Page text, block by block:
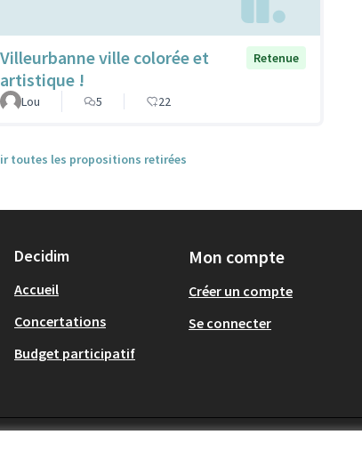
Villeurbanne ville colorée et
artistique !
Retenue
Lou 5 22
toutes les propositions retirées
Decidim
Accueil
Concertations
Budget participatif
Mon compte
Créer un compte
Se connecter